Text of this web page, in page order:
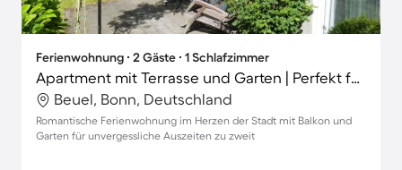
Ferienwohnung ∙ 2 Gäste ∙ 1 Schlafzimmer
Apartment mit Terrasse und Garten | Perfekt für die Arbeit von Zuhause
Beuel, Bonn, Deutschland
Romantische Ferienwohnung im Herzen der Stadt mit Balkon und
Garten für unvergessliche Auszeiten zu zweit